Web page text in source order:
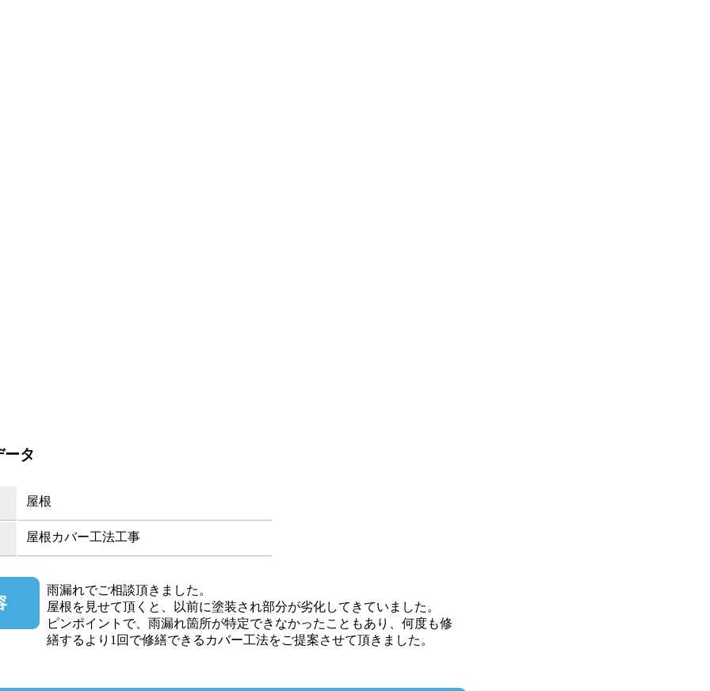
ータ
屋根
屋根カバー工法工事
雨漏れでご相談頂きました。
屋根を見せて頂くと、以前に塗装され部分が劣化してきていました。
ピンポイントで、雨漏れ箇所が特定できなかったこともあり、何度も修
繕するより1回で修繕できるカバー工法をご提案させて頂きました。